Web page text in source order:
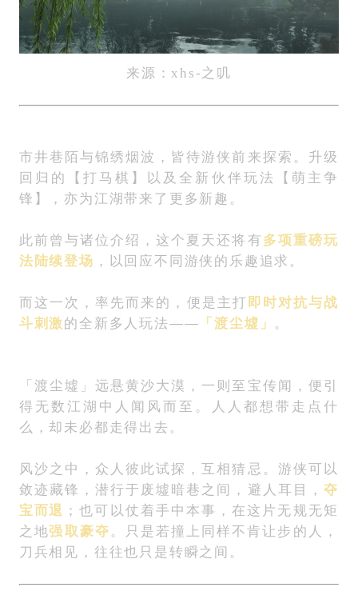
来源：xhs-之叽
市井巷陌与锦绣烟波，皆待游侠前来探索。升级
回归的【打马棋】以及全新伙伴玩法【萌主争
锋】，亦为江湖带来了更多新趣。
此前曾与诸位介绍，这个夏天还将有 多项重磅玩
法陆续登场 ，以回应不同游侠的乐趣追求。
而这一次，率先而来的，便是主打 即时对抗与战
斗刺激的全新多人玩法—— 「渡尘墟 」 。
「渡尘墟」远悬黄沙大漠，一则至宝传闻，便引
得无数江湖中人闻风而至。人人都想带走点什
么，却未必都走得出去。
风沙之中，众人彼此试探，互相猜忌。游侠可以
敛迹藏锋，潜行于废墟暗巷之间，避人耳目， 夺
宝而退 ；也可以仗着手中本事，在这片无规无矩
之地强取豪夺 。只是若撞上同样不肯让步的人，
刀兵相见，往往也只是转瞬之间。